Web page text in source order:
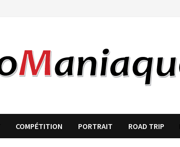
COMPÉTITION PORTRAIT ROAD TRIP